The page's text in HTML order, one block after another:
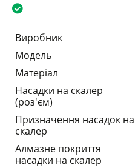
Виробник
Модель
Матеріал
Насадки на скалер
(роз'єм)
Призначення насадок на
скалер
Алмазне покриття
насадки на скалер